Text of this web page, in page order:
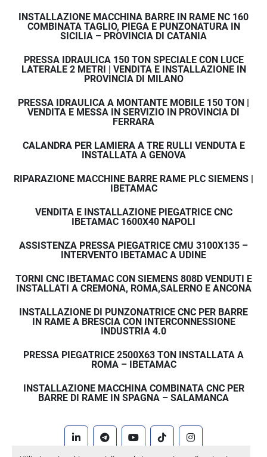
INSTALLAZIONE MACCHINA BARRE IN RAME NC 160
COMBINATA TAGLIO, PIEGA E PUNZONATURA IN
SICILIA – PROVINCIA DI CATANIA
PRESSA IDRAULICA 150 TON SPECIALE CON LUCE
LATERALE 2 METRI | VENDITA E INSTALLAZIONE IN
PROVINCIA DI MILANO
PRESSA IDRAULICA A MONTANTE MOBILE 150 TON |
VENDITA E MESSA IN SERVIZIO IN PROVINCIA DI
FERRARA
CALANDRA PER LAMIERA A TRE RULLI VENDUTA E
INSTALLATA A GENOVA
RIPARAZIONE MACCHINE BARRE RAME PLC SIEMENS |
IBETAMAC
VENDITA E INSTALLAZIONE PIEGATRICE CNC
IBETAMAC 1600X40 NAPOLI
ASSISTENZA PRESSA PIEGATRICE CMU 3100X135 –
INTERVENTO IBETAMAC A UDINE
TORNI CNC IBETAMAC CON SIEMENS 808D VENDUTI E
INSTALLATI A CREMONA, ROMA,SALERNO E ANCONA
INSTALLAZIONE DI PUNZONATRICE CNC PER BARRE
IN RAME A BRESCIA CON INTERCONNESSIONE
INDUSTRIA 4.0
PRESSA PIEGATRICE 2500X63 TON INSTALLATA A
ROMA – IBETAMAC
INSTALLAZIONE MACCHINA COMBINATA CNC PER
BARRE DI RAME IN SPAGNA – SALAMANCA
linkedintelegramyoutubetiktok instagram